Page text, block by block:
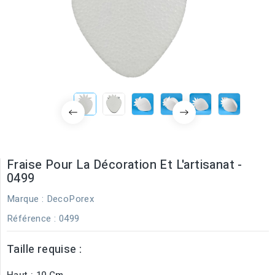
Fraise Pour La Décoration Et L'artisanat -
0499
Marque : DecoPorex
Référence : 0499
Taille requise :